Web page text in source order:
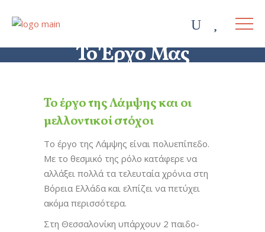
Το Έργο Μας
Το έργο της Λάμψης και οι
μελλοντικοί στόχοι
Το έργο της Λάμψης είναι πολυεπίπεδο.
Με το θεσμικό της ρόλο κατάφερε να
αλλάξει πολλά τα τελευταία χρόνια στη
Βόρεια Ελλάδα και ελπίζει να πετύχει
ακόμα περισσότερα.
Στη Θεσσαλονίκη υπάρχουν 2 παιδο-